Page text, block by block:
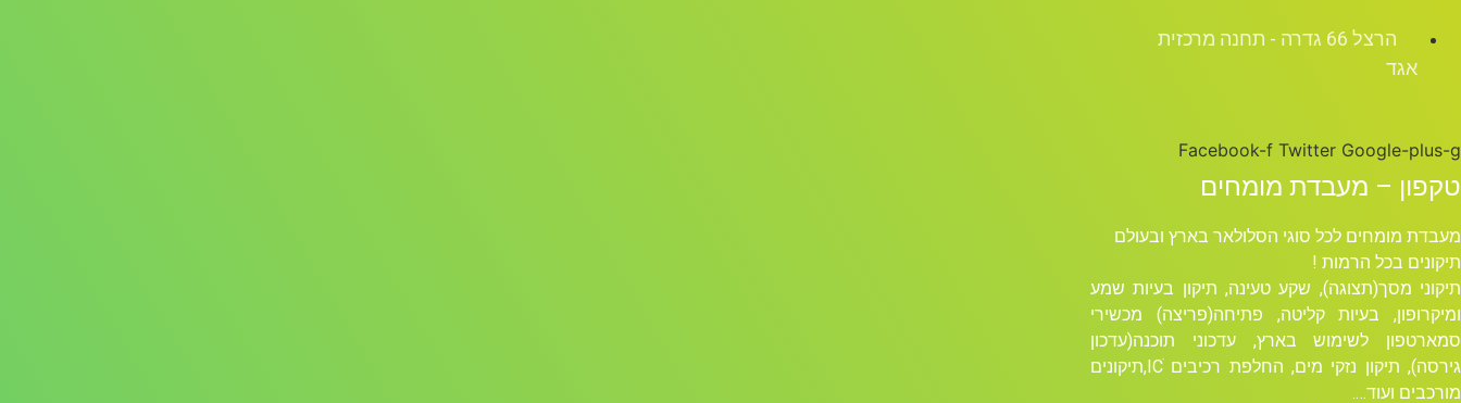
הרצל 66 גדרה - תחנה מרכזית
אגד
Facebook-f Twitter Google-plus-g
טקפון – מעבדת מומחים
מעבדת מומחים לכל סוגי הסלולאר בארץ ובעולם
תיקונים בכל הרמות !
תיקוני מסך(תצוגה), שקע טעינה, תיקון בעיות שמע
ומיקרופון, בעיות קליטה, פתיחה(פריצה) מכשירי
סמארטפון לשימוש בארץ, עדכוני תוכנה(עדכון
גירסה), תיקון נזקי מים, החלפת רכיבים ICׁ,תיקונים
מורכבים ועוד….